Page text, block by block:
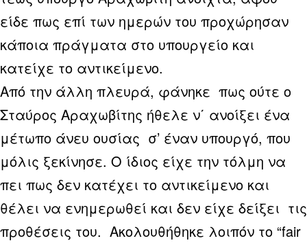
είδε πως επί των ημερών του προχώρησαν
κάποια πράγματα στο υπουργείο και
κατείχε το αντικείμενο.
Από την άλλη πλευρά, φάνηκε πως ούτε ο
Σταύρος Αραχωβίτης ήθελε ν΄ ανοίξει ένα
μέτωπο άνευ ουσίας σ’ έναν υπουργό, που
μόλις ξεκίνησε. Ο ίδιος είχε την τόλμη να
πει πως δεν κατέχει το αντικείμενο και
θέλει να ενημερωθεί και δεν είχε δείξει τις
προθέσεις του. Ακολουθήθηκε λοιπόν το “fair